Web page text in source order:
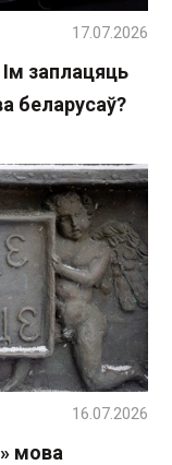
заплацяць
беларусаў?
17.07.2026
мова
16.07.2026